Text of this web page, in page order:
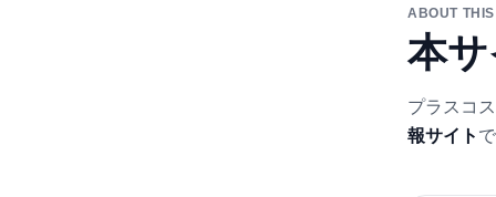
ABOUT
本
プラスコ
報サイト